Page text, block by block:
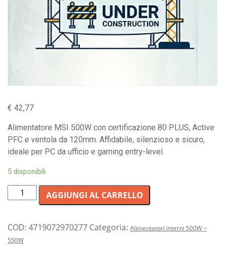
€ 42,77
Alimentatore MSI 500W con certificazione 80 PLUS, Active
PFC e ventola da 120mm. Affidabile, silenzioso e sicuro,
ideale per PC da ufficio e gaming entry-level.
5 disponibili
Alimentatore
per
MSI
da
AGGIUNGI AL CARRELLO
COD: 4719072970277 Categoria: Alimentatori interni 500W ~
550W